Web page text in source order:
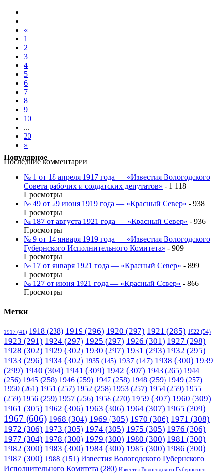
«
1
2
3
4
5
6
7
8
9
10
...
20
»
Последние комментарии
Популярное
№ 1 от 18 апреля 1917 года — «Известия Вологодского
Совета рабочих и солдатских депутатов» - 1 118
Просмотры
№ 49 от 29 июня 1919 года — «Красный Север» - 938
Просмотры
№ 187 от августа 1921 года — «Красный Север» - 936
Просмотры
№ 9 от 14 января 1919 года — «Известия Вологодского
Губернского Исполнительного Комитета» - 909
Просмотры
№ 17 от января 1921 года — «Красный Север» - 899
Просмотры
№ 127 от июня 1921 года — «Красный Север» - 866
Просмотры
Метки
1917 (41) 1918 (238) 1919 (296) 1920 (297) 1921 (285) 1922 (54)
1923 (291) 1924 (297) 1925 (297) 1926 (301) 1927 (298)
1928 (302) 1929 (302) 1930 (297) 1931 (293) 1932 (295)
1933 (296) 1934 (302) 1935 (145) 1937 (147) 1938 (300) 1939
(299) 1940 (304) 1941 (309) 1942 (307) 1943 (265) 1944
(256) 1945 (258) 1946 (259) 1947 (258) 1948 (259) 1949 (257)
1950 (261) 1951 (257) 1952 (258) 1953 (257) 1954 (259) 1955
(259) 1956 (259) 1957 (256) 1958 (270) 1959 (307) 1960 (309)
1961 (305) 1962 (306) 1963 (306) 1964 (307) 1965 (309)
1967 (606) 1968 (304) 1969 (305) 1970 (306) 1971 (308)
1972 (306) 1973 (305) 1974 (305) 1975 (305) 1976 (306)
1977 (304) 1978 (300) 1979 (300) 1980 (300) 1981 (300)
1982 (300) 1983 (300) 1984 (300) 1985 (300) 1986 (300)
1987 (300) 1988 (151) Известия Вологодского Губернского
Исполнительного Комитета (280) Известия Вологодского Губернского